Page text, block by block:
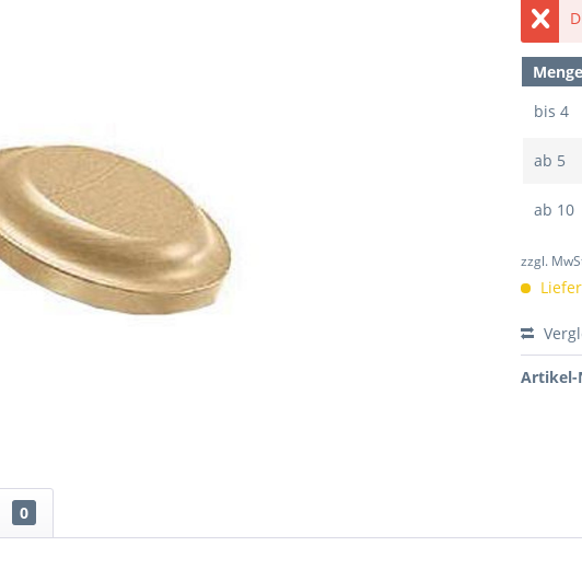
Menge
bis4
ab 5
ab 10
zzgl.
Artikel-
0